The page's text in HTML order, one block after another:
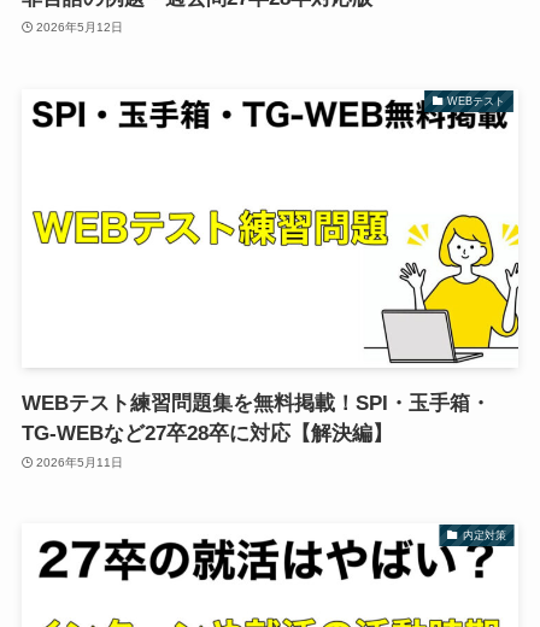
2026年5月12日
WEBテスト
WEBテスト練習問題集を無料掲載！SPI・玉手箱・
TG-WEBなど27卒28卒に対応【解決編】
2026年5月11日
内定対策